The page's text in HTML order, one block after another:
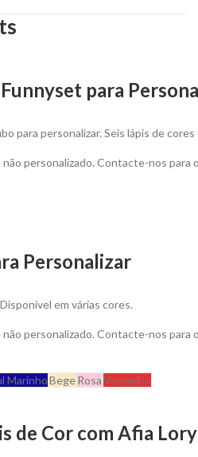
para
para personalizar. Seis lápis de
personalizado. Contacte-nos
Personalizar
em várias cores.
personalizado. Contacte-nos
MarinhoBegeRosaVermelho
de Cor com Afia